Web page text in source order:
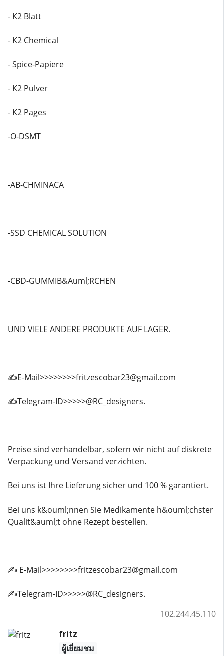
- K2 Blatt
- K2 Chemical
- Spice-Papiere
- K2 Pulver
- K2 Pages
-O-DSMT
-AB-CHMINACA
-SSD CHEMICAL SOLUTION
-CBD-GUMMIB&Auml;RCHEN
UND VIELE ANDERE PRODUKTE AUF LAGER.
✍️E-Mail>>>>>>>>fritzescobar23@gmail.com
✍️Telegram-ID>>>>>@RC_designers.
Preise sind verhandelbar, sofern wir nicht auf diskrete
Verpackung und Versand verzichten.
Bei uns ist Ihre Lieferung sicher und 100 % garantiert.
Bei uns k&ouml;nnen Sie Medikamente h&ouml;chster
Qualit&auml;t ohne Rezept bestellen.
✍️ E-Mail>>>>>>>>fritzescobar23@gmail.com
✍️Telegram-ID>>>>>@RC_designers.
102.244.45.110
fritz
ผู้เยี่ยมชม